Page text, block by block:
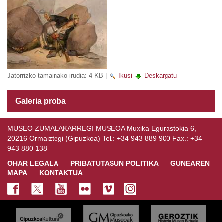
Jatorrizko tamainako irudia: 4 KB Ikusi Deskargatu
Galeria proba
MUSEO ZUMALAKARREGI MUSEOA Muxika Egurastokia 6,
20216 Ormaiztegi (Gipuzkoa) Tel.: +34 943 889 900 Fax.: +34
943 880 138
OHAR LEGALA
PRIBATUTASUN POLITIKA
GUNEAREN
MAPA
KONTAKTUA